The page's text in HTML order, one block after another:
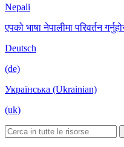
Nepali
एपको भाषा नेपालीमा परिवर्तन
Deutsch
(de)
Українська (Ukrainian)
(uk)